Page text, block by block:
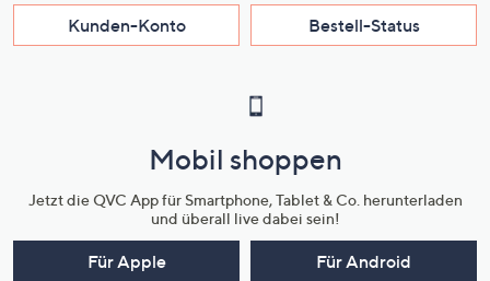
Kunden-Konto Bestell-Status
Mobil shoppen
Jetzt die QVC App für Smartphone, Tablet & Co. herunterladen
und überall live dabei sein!
Für Apple Für Android